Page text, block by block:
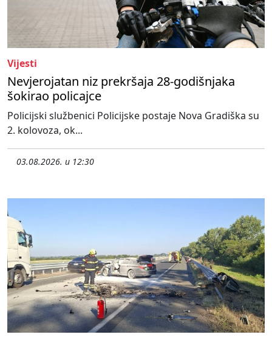
Vijesti
Nevjerojatan niz prekršaja 28-godišnjaka
šokirao policajce
Policijski službenici Policijske postaje Nova Gradiška su
2. kolovoza, ok...
03.08.2026. u 12:30